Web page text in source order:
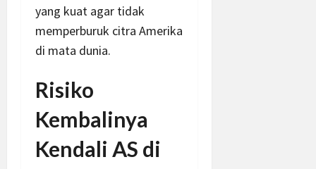
yang kuat agar tidak
memperburuk citra Amerika
di mata dunia.
Risiko
Kembalinya
Kendali AS di